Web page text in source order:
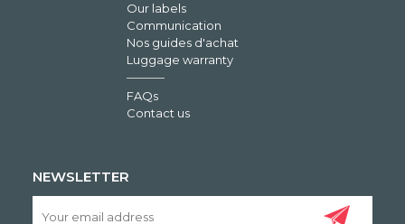
Our labels
Communication
Nos guides d'achat
Luggage warranty
FAQs
Contact us
NEWSLETTER